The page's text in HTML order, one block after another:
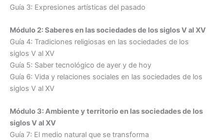
Guía 3: Expresiones artísticas del pasado
Módulo 2: Saberes en las sociedades de los siglos V al XV
Guía 4: Tradiciones religiosas en las sociedades de los
siglos V al XV
Guía 5: Saber tecnológico de ayer y de hoy
Guía 6: Vida y relaciones sociales en las sociedades de los
siglos V al XV
Módulo 3: Ambiente y territorio en las sociedades de los
siglos V al XV
Guía 7: El medio natural que se transforma